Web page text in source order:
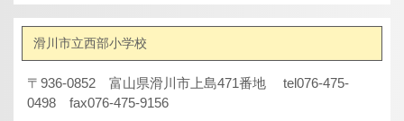
滑川市立西部小学校
〒936-0852 富山県滑川市上島471番地 tel076-475-
0498 fax076-475-9156